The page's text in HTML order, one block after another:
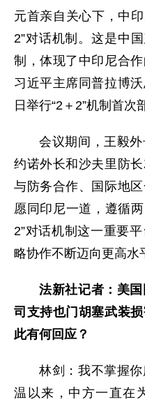
元首亲自关心下，中
2”对话机制。这是中
制，体现了中印尼合
习近平主席同普拉博
日举行“2＋2”机制首次
会议期间，王毅
约诺外长和沙夫里防
与防务合作、国际地
愿同印尼一道，遵循
2”对话机制这一重要
略协作不断迈向更高水
法新社记者：美
司支持也门胡塞武装
此有何回应？
林剑：我不掌握
温以来，中方一直在